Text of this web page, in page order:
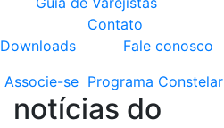
Downloads
Contato
Fale conosco
Associe-se Programa Constelar
notícias do